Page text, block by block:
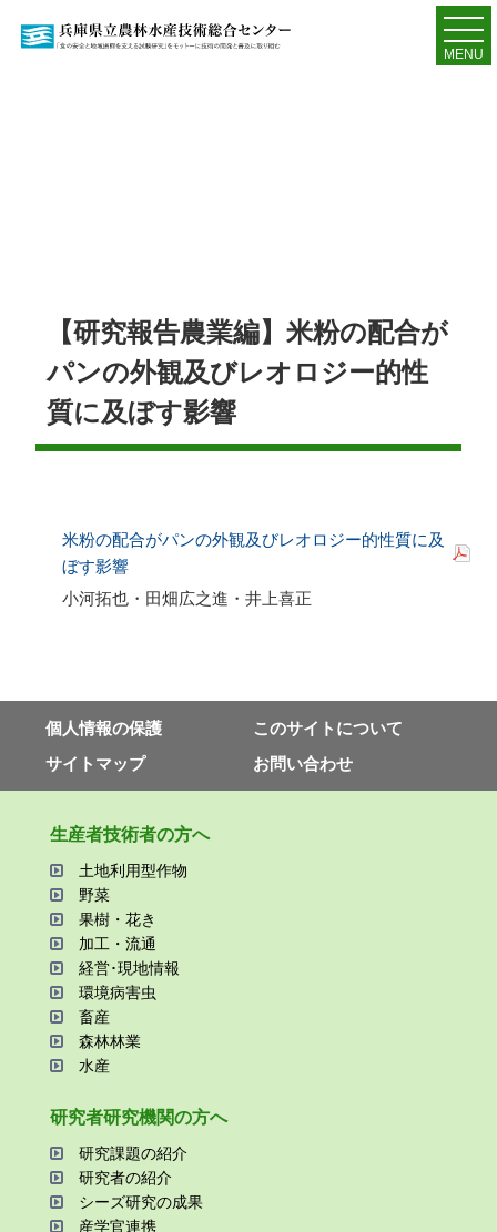
MENU
【研究報告農業編】米粉の配合が
パンの外観及びレオロジー的性
質に及ぼす影響
米粉の配合がパンの外観及びレオロジー的性質に及
ぼす影響
小河拓也・田畑広之進・井上喜正
個⼈情報の保護
このサイトについて
サイトマップ
お問い合わせ
⽣産者技術者の⽅へ
⼟地利⽤型作物
野菜
果樹・花き
加⼯・流通
経営･現地情報
環境病害⾍
畜産
森林林業
⽔産
研究者研究機関の⽅へ
研究課題の紹介
研究者の紹介
シーズ研究の成果
産学官連携